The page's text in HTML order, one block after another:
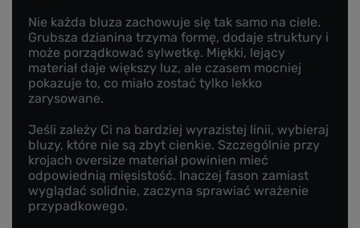
Nie każda bluza zachowuje się tak samo na ciele.
Grubsza dzianina trzyma formę, dodaje struktury i
może porządkować sylwetkę. Miękki, lejący
materiał daje większy luz, ale czasem mocniej
pokazuje to, co miało zostać tylko lekko
zarysowane.
Jeśli zależy Ci na bardziej wyrazistej linii, wybieraj
bluzy, które nie są zbyt cienkie. Szczególnie przy
krojach oversize materiał powinien mieć
odpowiednią mięsistość. Inaczej fason zamiast
wyglądać solidnie, zaczyna sprawiać wrażenie
przypadkowego.